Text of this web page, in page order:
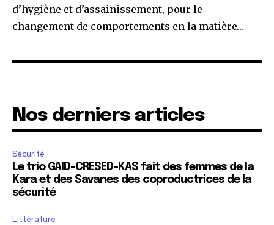
d’hygiène et d’assainissement, pour le
changement de comportements en la matière…
Nos derniers articles
Sécurité
Le trio GAID-CRESED-KAS fait des femmes de la
Kara et des Savanes des coproductrices de la
sécurité
Littérature